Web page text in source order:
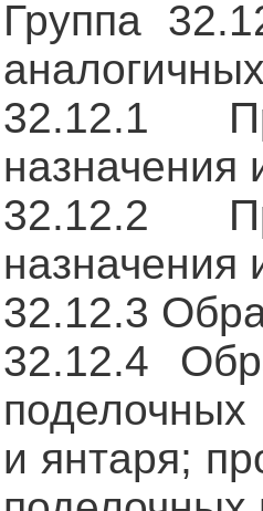
Группа
32.12.1
назначения
32.12.2
назначения
32.12.3
32.12.4
и янтаря;